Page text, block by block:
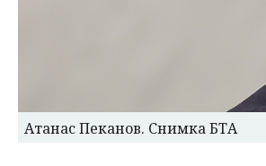
Атанас Пеканов. Снимка БТА